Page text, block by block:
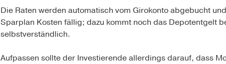
Die Raten werden automatisch vom Girokonto abgebucht
Sparplan Kosten fällig; dazu kommt noch das Depotentgelt
selbstverständlich.
Aufpassen sollte der Investierende allerdings darauf, dass